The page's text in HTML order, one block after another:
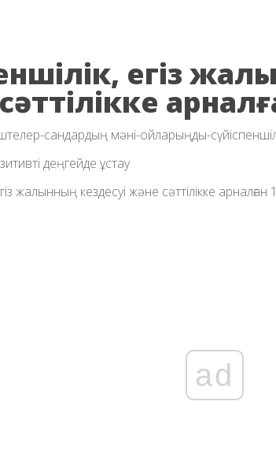
егіз
жалынның кездесуі және сәттілікке арналған
ad